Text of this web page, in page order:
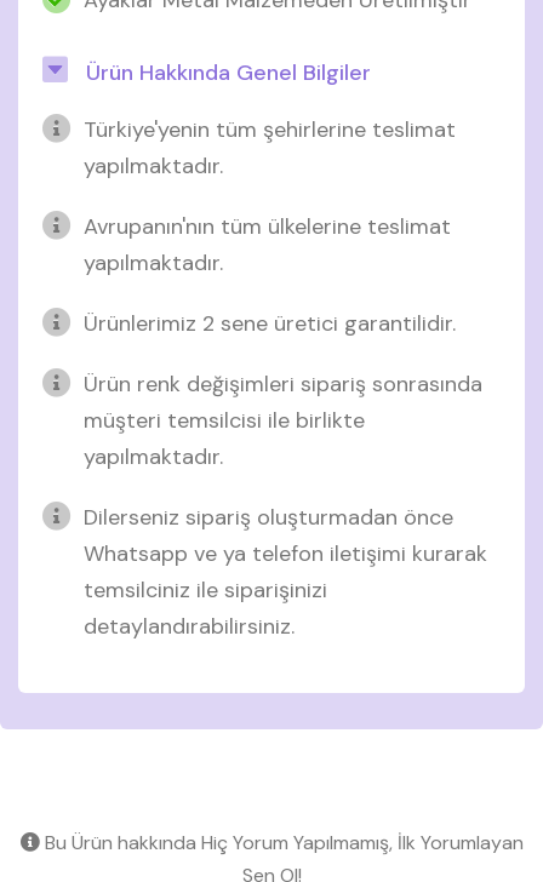
Ürün Hakkında Genel Bilgiler
Türkiye'yenin tüm şehirlerine teslimat
yapılmaktadır.
Avrupanın'nın tüm ülkelerine teslimat
yapılmaktadır.
Ürünlerimiz 2 sene üretici garantilidir.
Ürün renk değişimleri sipariş sonrasında
müşteri temsilcisi ile birlikte
yapılmaktadır.
Dilerseniz sipariş oluşturmadan önce
Whatsapp ve ya telefon iletişimi kurarak
temsilciniz ile siparişinizi
detaylandırabilirsiniz.
Bu Ürün hakkında Hiç Yorum Yapılmamış, İlk Yorumlayan
Sen Ol!